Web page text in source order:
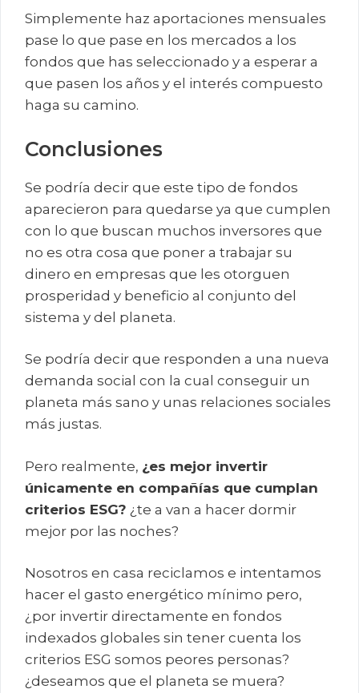
Simplemente haz aportaciones mensuales
pase lo que pase en los mercados a los
fondos que has seleccionado y a esperar a
que pasen los años y el interés compuesto
haga su camino.
Conclusiones
Se podría decir que este tipo de fondos
aparecieron para quedarse ya que cumplen
con lo que buscan muchos inversores que
no es otra cosa que poner a trabajar su
dinero en empresas que les otorguen
prosperidad y beneficio al conjunto del
sistema y del planeta.
Se podría decir que responden a una nueva
demanda social con la cual conseguir un
planeta más sano y unas relaciones sociales
más justas.
Pero realmente, ¿es mejor invertir
únicamente en compañías que cumplan
criterios ESG? ¿te a van a hacer dormir
mejor por las noches?
Nosotros en casa reciclamos e intentamos
hacer el gasto energético mínimo pero,
¿por invertir directamente en fondos
indexados globales sin tener cuenta los
criterios ESG somos peores personas?
¿deseamos que el planeta se muera?